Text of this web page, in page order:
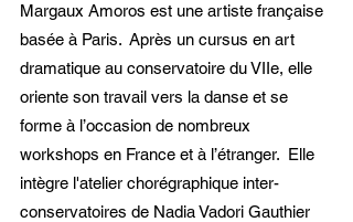
Margaux Amoros est une artiste française
basée à Paris. Après un cursus en art
dramatique au conservatoire du VIIe, elle
oriente son travail vers la danse et se
forme à l’occasion de nombreux
workshops en France et à l’étranger. Elle
intègre l'atelier chorégraphique inter-
conservatoires de Nadia Vadori Gauthier